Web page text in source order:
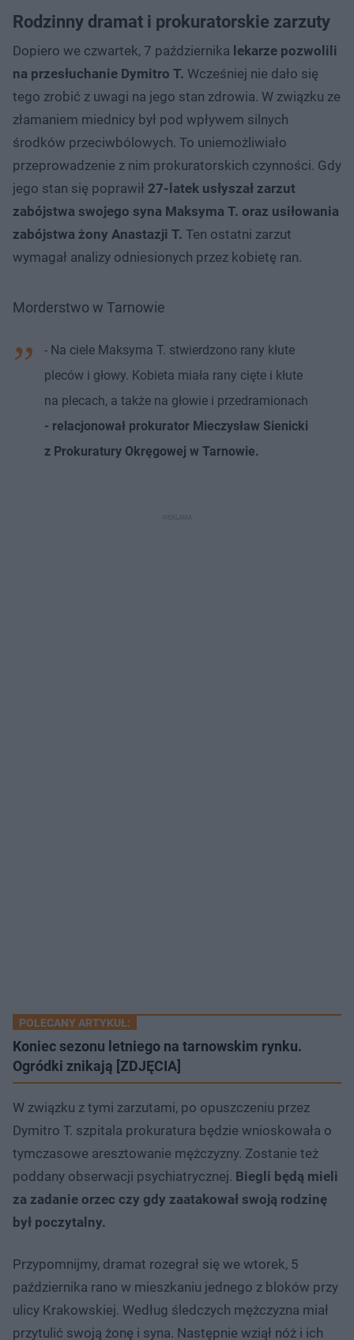
Rodzinny dramat i prokuratorskie zarzuty
Dopiero we czwartek, 7 października lekarze pozwolili
na przesłuchanie Dymitro T. Wcześniej nie dało się
tego zrobić z uwagi na jego stan zdrowia. W związku ze
złamaniem miednicy był pod wpływem silnych
środków przeciwbólowych. To uniemożliwiało
przeprowadzenie z nim prokuratorskich czynności. Gdy
jego stan się poprawił 27-latek usłyszał zarzut
zabójstwa swojego syna Maksyma T. oraz usiłowania
zabójstwa żony Anastazji T. Ten ostatni zarzut
wymagał analizy odniesionych przez kobietę ran.
Morderstwo w Tarnowie
- Na ciele Maksyma T. stwierdzono rany kłute
pleców i głowy. Kobieta miała rany cięte i kłute
na plecach, a także na głowie i przedramionach
- relacjonował prokurator Mieczysław Sienicki
z Prokuratury Okręgowej w Tarnowie.
POLECANY ARTYKUŁ:
Koniec sezonu letniego na tarnowskim rynku.
Ogródki znikają [ZDJĘCIA]
W związku z tymi zarzutami, po opuszczeniu przez
Dymitro T. szpitala prokuratura będzie wnioskowała o
tymczasowe aresztowanie mężczyzny. Zostanie też
poddany obserwacji psychiatrycznej. Biegli będą mieli
za zadanie orzec czy gdy zaatakował swoją rodzinę
był poczytalny.
Przypomnijmy, dramat rozegrał się we wtorek, 5
października rano w mieszkaniu jednego z bloków przy
ulicy Krakowskiej. Według śledczych mężczyzna miał
przytulić swoją żonę i syna. Następnie wziął nóż i ich